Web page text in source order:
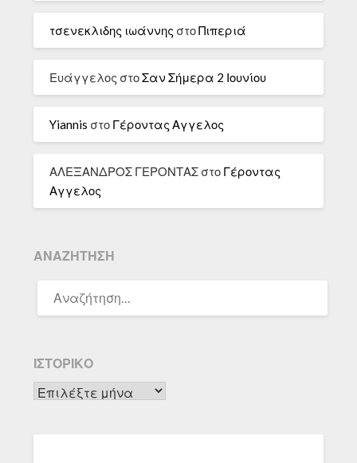
τσενεκλιδης ιωάννης στοΠιπεριά
Ευάγγελος στοΣαν Σήμερα 2 Ιουνίου
Yiannis στο Γέροντας Αγγελος
ΑΛΕΞΑΝΔΡΟΣ ΓΕΡΟΝΤΑΣ στο Γέροντας
Αγγελος
ΑΝΑΖΉΤΗΣΗ
ΓΙΑ:
ΙΣΤΟΡΙΚΌ
Ιστορικό